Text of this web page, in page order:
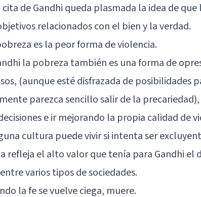
cita de Gandhi queda plasmada la idea de
relacionados con el bien y la verdad.
es la peor forma de violencia.
la pobreza también es una forma de
(aunque esté disfrazada de posibilidades
parezca sencillo salir de la
e ir mejorando la propia calidad de
cultura puede vivir si intenta ser
refleja el alto valor que tenía para Gandhi el
varios tipos de sociedades.
la fe se vuelve ciega, muere.